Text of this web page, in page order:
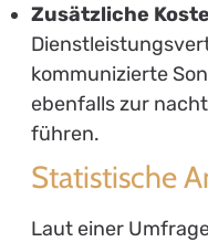
Zusätzliche
kommunizierte
ebenfalls zur
führen.
Statistische
Laut einer